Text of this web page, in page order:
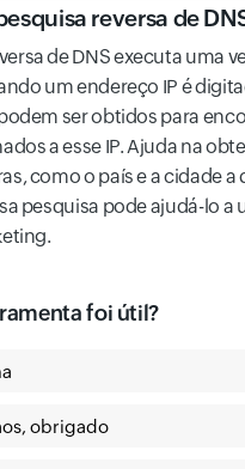
reversa de
de DNS executa uma
um endereço IP é
ser obtidos para
a esse IP. Ajuda na
como o país e a cidade a
pesquisa pode ajudá-lo a
foi útil?
obrigado